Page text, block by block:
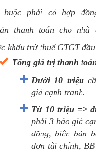
buộc phải có hợp
thanh toán cho nhà
khấu trừ thuế GTGT đầu
Tổng giá trị thanh
Dưới 10 triệu
giá cạnh tranh.
Từ 10 triệu =>
phải 3 báo giá
đồng, biên bản
đơn tài chính,